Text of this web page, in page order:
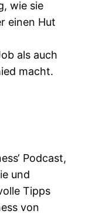
wie sie
einen Hut
als auch
macht.
Podcast,
und
Tipps
von